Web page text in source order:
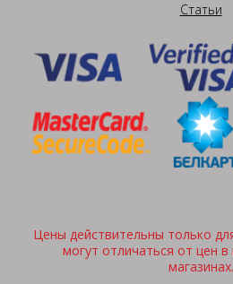
Статьи
Цены действительны только
могут отличаться от цен
магазинах.